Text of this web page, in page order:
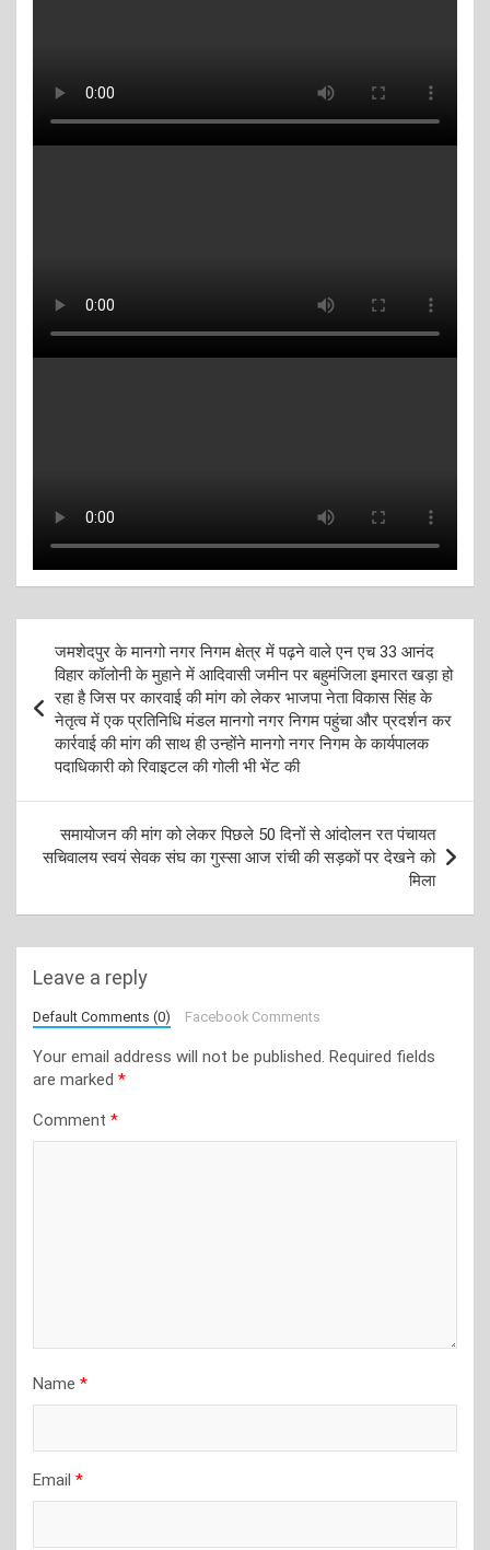
navigation
जमशेदपुर के मानगो नगर निगम क्षेत्र में पढ़ने वाले एन एच 33 आनंद
विहार कॉलोनी के मुहाने में आदिवासी जमीन पर बहुमंजिला इमारत खड़ा हो
रहा है जिस पर कारवाई की मांग को लेकर भाजपा नेता विकास सिंह के
नेतृत्व में एक प्रतिनिधि मंडल मानगो नगर निगम पहुंचा और प्रदर्शन कर
कार्रवाई की मांग की साथ ही उन्होंने मानगो नगर निगम के कार्यपालक
पदाधिकारी को रिवाइटल की गोली भी भेंट की
समायोजन की मांग को लेकर पिछले 50 दिनों से आंदोलन रत पंचायत
सचिवालय स्वयं सेवक संघ का गुस्सा आज रांची की सड़कों पर देखने को
मिला
Leave a reply
Default Comments (0) Facebook Comments
Your email address will not be published. Required fields
are marked *
Comment *
Name *
Email *